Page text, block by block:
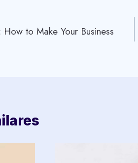
How to Make Your Business